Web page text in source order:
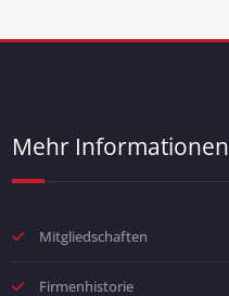
Mehr Informationen
Mitgliedschaften
Firmenhistorie